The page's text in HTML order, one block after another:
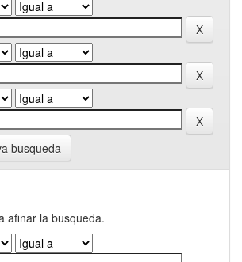
busqueda
afinar la busqueda.